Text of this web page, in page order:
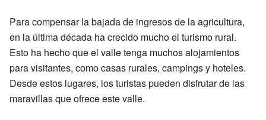
Para compensar la bajada de ingresos de la agricultura,
en la última década ha crecido mucho el turismo rural.
Esto ha hecho que el valle tenga muchos alojamientos
para visitantes, como casas rurales, campings y hoteles.
Desde estos lugares, los turistas pueden disfrutar de las
maravillas que ofrece este valle.